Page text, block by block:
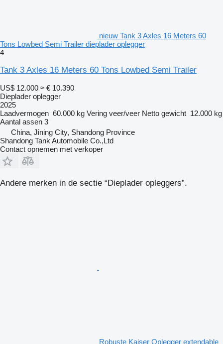
nieuw Tank 3 Axles 16 Meters 60
Tons Lowbed Semi Trailer dieplader oplegger
4
Tank 3 Axles 16 Meters 60 Tons Lowbed Semi Trailer
US$ 12.000 ≈ € 10.390
Dieplader oplegger
2025
Laadvermogen 60.000 kg Vering veer/veer Netto gewicht 12.000 kg
Aantal assen 3
China, Jining City, Shandong Province
Shandong Tank Automobile Co.,Ltd
Contact opnemen met verkoper
Andere merken in de sectie “Dieplader opleggers”.
Robuste Kaiser Oplegger extendable